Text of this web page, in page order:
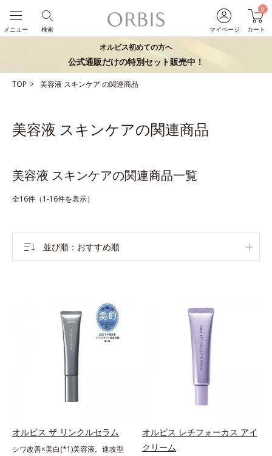
マイページ
0
カート
検索
メニュー
オルビス初めての方へ
公式通販だけの特別セット販売中！
TOP 美容液 スキンケア の関連商品
美容液 スキンケアの関連商品
美容液 スキンケアの関連商品一覧
全16件（1-16件を表示）
並び順 おすすめ順
オルビス ザ リンクルセラム
シワ改善×美白(*1)美容液。速攻型
オルビス レチフォーカス アイ
クリーム